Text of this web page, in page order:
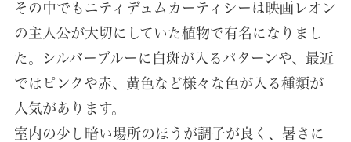
その中でもニティデュムカーティシーは映画レオン
の主人公が大切にしていた植物で有名になりまし
た。シルバーブルーに白斑が入るパターンや、最近
ではピンクや赤、黄色など様々な色が入る種類が
人気があります。
室内の少し暗い場所のほうが調子が良く、暑さに